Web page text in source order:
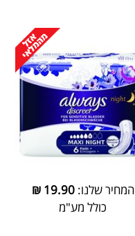
המחיר שלנו:19.90
₪
כולל מע"מ